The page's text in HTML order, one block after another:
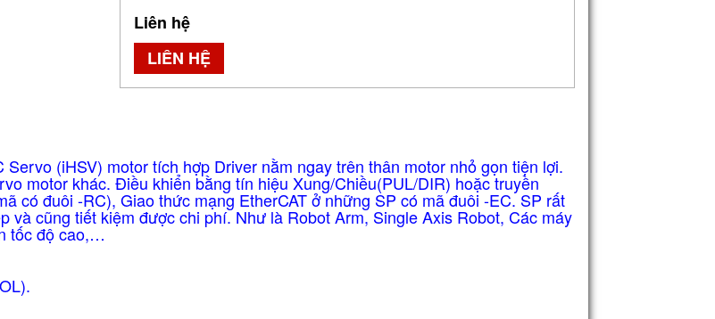
Liên hệ
LIÊN HỆ
(iHSV) motor tích hợp Driver nằm ngay trên thân motor nhỏ gọn tiện lợi.
motor khác. Điều khiển bằng tín hiệu Xung/Chiều(PUL/DIR) hoặc truyền
có đuôi -RC), Giao thức mạng EtherCAT ở những SP có mã đuôi -EC. SP rất
và cũng tiết kiệm được chi phí. Như là Robot Arm, Single Axis Robot, Các máy
tốc độ cao,…